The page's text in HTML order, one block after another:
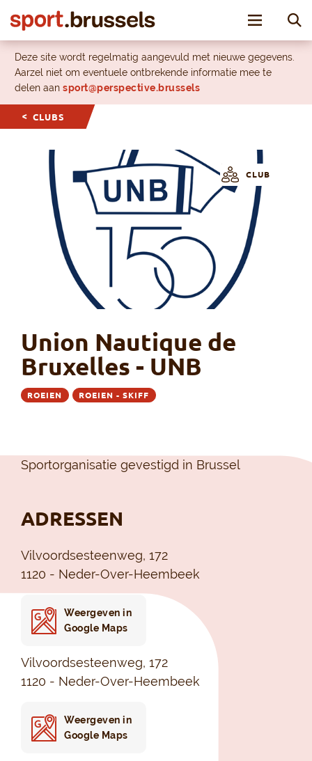
Toggle
Deze site wordt regelmatig aangevuld met nieuwe gegevens.
Aarzel niet om eventuele ontbrekende informatie mee te
delen aan sport@perspective.brussels
CLUBS
CLUB
Union Nautique de
Bruxelles - UNB
ROEIEN ROEIEN - SKIFF
Sportorganisatie gevestigd in Brussel
ADRESSEN
Vilvoordsesteenweg, 172
1120 - Neder-Over-Heembeek
Weergeven in
Google Maps
Vilvoordsesteenweg, 172
1120 - Neder-Over-Heembeek
Weergeven in
Google Maps